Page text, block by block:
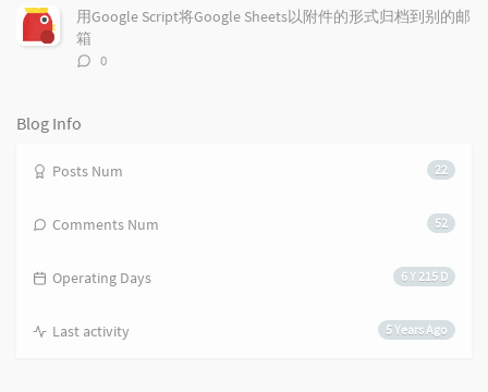
数：
用Google Script将Google Sheets以附件的形式归档到别的邮
箱
评
0
Blog Info
22
Posts Num
52
Comments Num
6 Y 215 D
Operating Days
5 Years Ago
Last activity